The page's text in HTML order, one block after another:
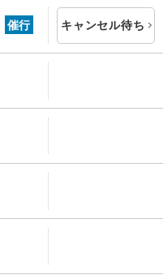
催行 キャンセル待ち